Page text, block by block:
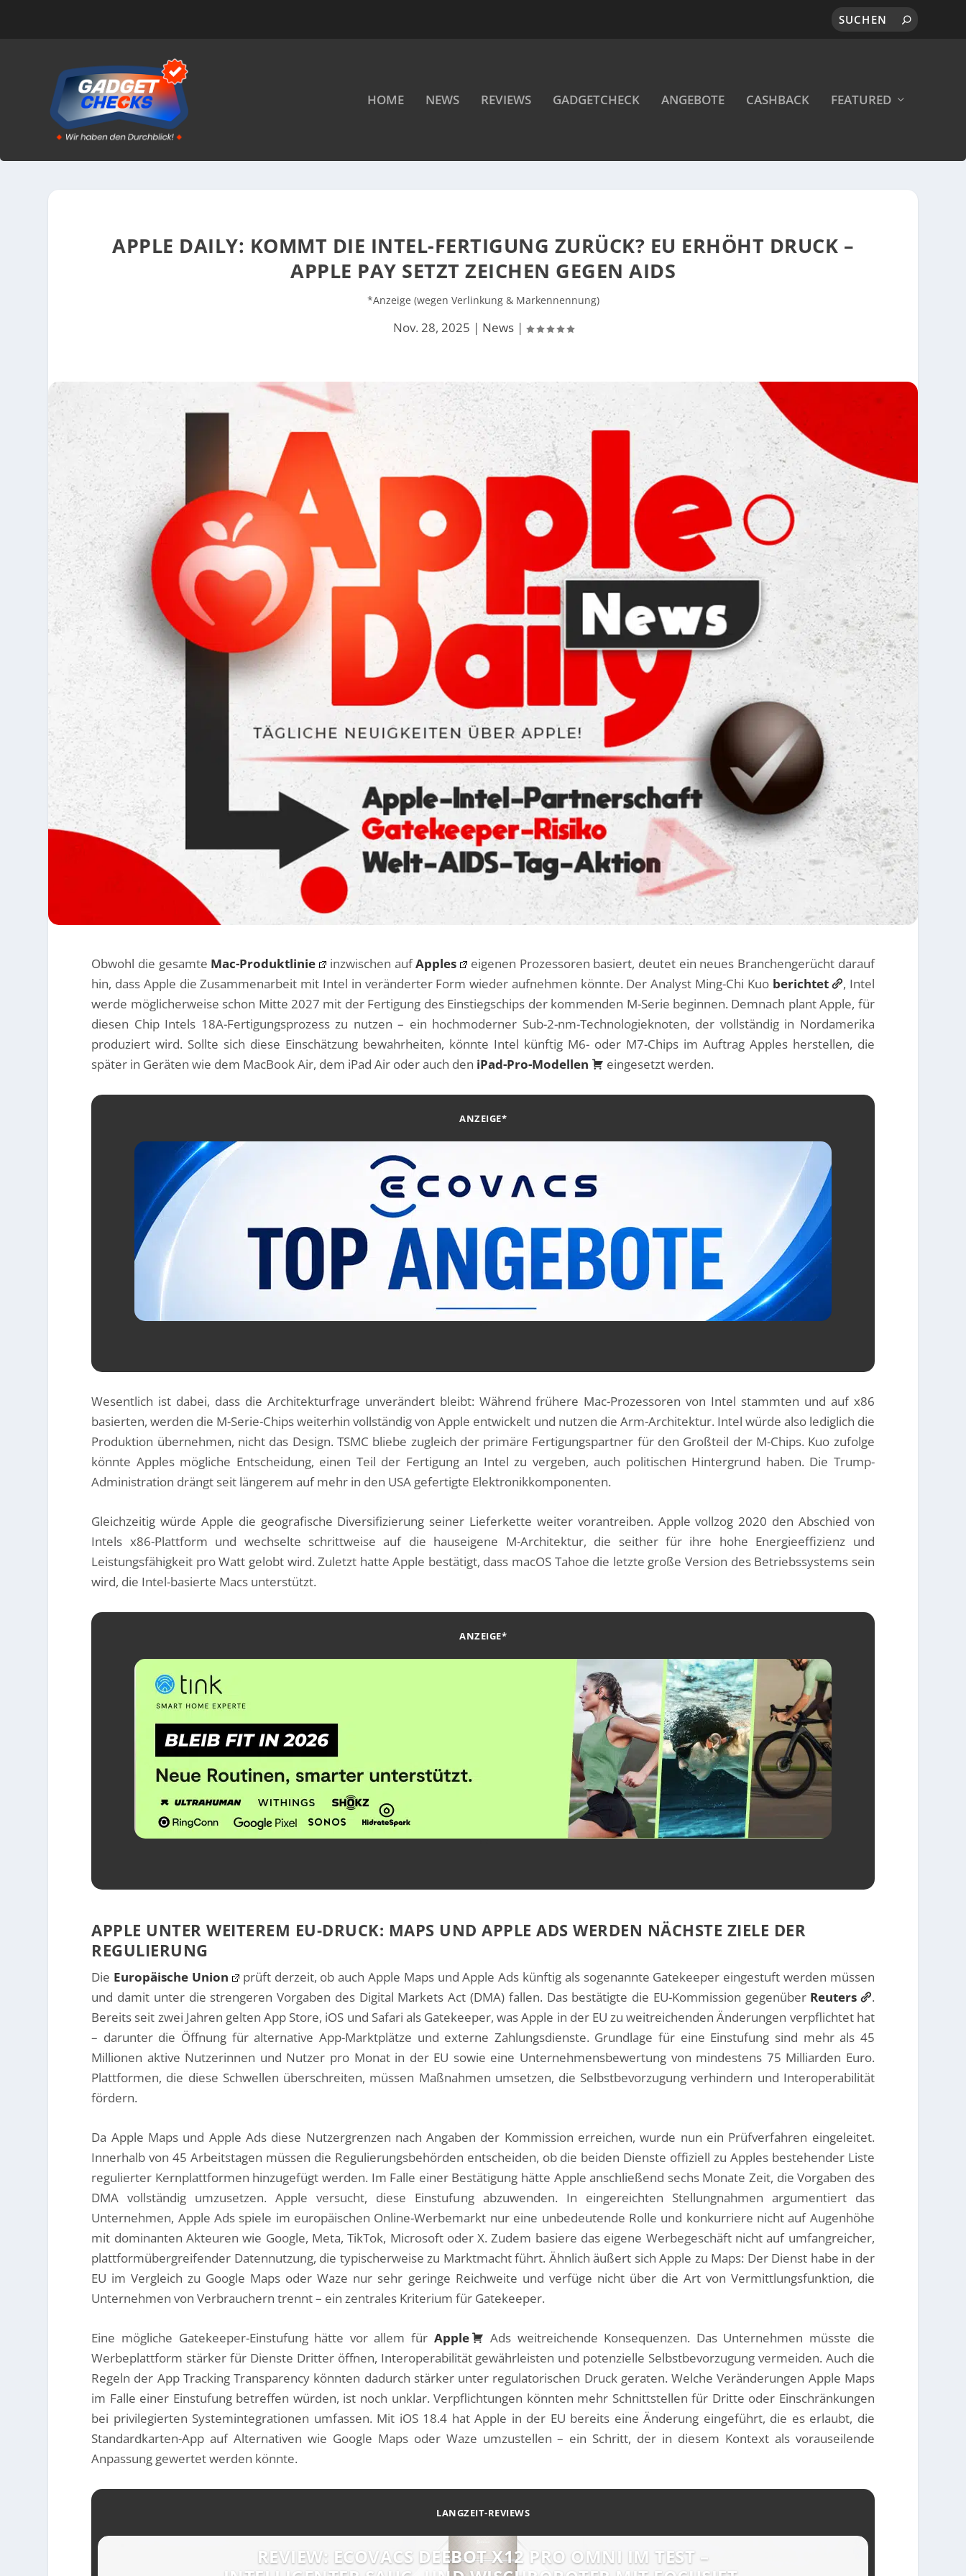
HOME NEWS REVIEWS GADGETCHECK ANGEBOTE CASHBACK FEATURED
APPLE DAILY: KOMMT DIE INTEL-FERTIGUNG ZURÜCK? EU ERHÖHT DRUCK –
APPLE PAY SETZT ZEICHEN GEGEN AIDS
*Anzeige (wegen Verlinkung & Markennennung)
Nov. 28, 2025 | News|
Obwohl die gesamte Mac-Produktlinie inzwischen aufApples
eigenen Prozessoren basiert, deutet ein neues Branchen­gerücht darauf
hin, dass Apple die Zusammenarbeit mit Intel in veränderter Form wieder aufnehmen könnte. Der Analyst Ming-Chi Kuo berichtet
, Intel
werde möglicherweise schon Mitte 2027 mit der Fertigung des Einstiegschips der kommenden M-Serie beginnen. Demnach plant Apple, für
diesen Chip Intels 18A-Fertigungsprozess zu nutzen – ein hochmoderner Sub-2-nm-Technologieknoten, der vollständig in Nordamerika
produziert wird. Sollte sich diese Einschätzung bewahrheiten, könnte Intel künftig M6- oder M7-Chips im Auftrag Apples herstellen, die
später in Geräten wie dem MacBook Air, dem iPad Air oder auch den iPad-Pro-Modellen eingesetzt werden.
ANZEIGE*
Wesentlich ist dabei, dass die Architekturfrage unverändert bleibt: Während frühere Mac-Prozessoren von Intel stammten und auf x86
basierten, werden die M-Serie-Chips weiterhin vollständig von Apple entwickelt und nutzen die Arm-Architektur. Intel würde also lediglich die
Produktion übernehmen, nicht das Design. TSMC bliebe zugleich der primäre Fertigungspartner für den Großteil der M-Chips. Kuo zufolge
könnte Apples mögliche Entscheidung, einen Teil der Fertigung an Intel zu vergeben, auch politischen Hintergrund haben. Die Trump-
Administration drängt seit längerem auf mehr in den USA gefertigte Elektronikkomponenten.
Gleichzeitig würde Apple die geografische Diversifizierung seiner Lieferkette weiter vorantreiben. Apple vollzog 2020 den Abschied von
Intels x86-Plattform und wechselte schrittweise auf die hauseigene M-Architektur, die seither für ihre hohe Energieeffizienz und
Leistungsfähigkeit pro Watt gelobt wird. Zuletzt hatte Apple bestätigt, dass macOS Tahoe die letzte große Version des Betriebssystems sein
wird, die Intel-basierte Macs unterstützt.
ANZEIGE*
APPLE UNTER WEITEREM EU-DRUCK: MAPS UND APPLE ADS WERDEN NÄCHSTE ZIELE DER
REGULIERUNG
Die Europäische Union
prüft derzeit, ob auch Apple Maps und Apple Ads künftig als sogenannte Gatekeeper eingestuft werden müssen
und damit unter die strengeren Vorgaben des Digital Markets Act (DMA) fallen. Das bestätigte die EU-Kommission gegenüber Reuters
.
Bereits seit zwei Jahren gelten App Store, iOS und Safari als Gatekeeper, was Apple in der EU zu weitreichenden Änderungen verpflichtet hat
– darunter die Öffnung für alternative App-Marktplätze und externe Zahlungsdienste. Grundlage für eine Einstufung sind mehr als 45
Millionen aktive Nutzerinnen und Nutzer pro Monat in der EU sowie eine Unternehmensbewertung von mindestens 75 Milliarden Euro.
Plattformen, die diese Schwellen überschreiten, müssen Maßnahmen umsetzen, die Selbstbevorzugung verhindern und Interoperabilität
fördern.
Da Apple Maps und Apple Ads diese Nutzergrenzen nach Angaben der Kommission erreichen, wurde nun ein Prüfverfahren eingeleitet.
Innerhalb von 45 Arbeitstagen müssen die Regulierungsbehörden entscheiden, ob die beiden Dienste offiziell zu Apples bestehender Liste
regulierter Kernplattformen hinzugefügt werden. Im Falle einer Bestätigung hätte Apple anschließend sechs Monate Zeit, die Vorgaben des
DMA vollständig umzusetzen. Apple versucht, diese Einstufung abzuwenden. In eingereichten Stellungnahmen argumentiert das
Unternehmen, Apple Ads spiele im europäischen Online-Werbemarkt nur eine unbedeutende Rolle und konkurriere nicht auf Augenhöhe
mit dominanten Akteuren wie Google, Meta, TikTok, Microsoft oder X. Zudem basiere das eigene Werbegeschäft nicht auf umfangreicher,
plattformübergreifender Datennutzung, die typischerweise zu Marktmacht führt. Ähnlich äußert sich Apple zu Maps: Der Dienst habe in der
EU im Vergleich zu Google Maps oder Waze nur sehr geringe Reichweite und verfüge nicht über die Art von Vermittlungsfunktion, die
Unternehmen von Verbrauchern trennt – ein zentrales Kriterium für Gatekeeper.
Eine mögliche Gatekeeper-Einstufung hätte vor allem für Apple
Ads weitreichende Konsequenzen. Das Unternehmen müsste die
Werbeplattform stärker für Dienste Dritter öffnen, Interoperabilität gewährleisten und potenzielle Selbstbevorzugung vermeiden. Auch die
Regeln der App Tracking Transparency könnten dadurch stärker unter regulatorischen Druck geraten. Welche Veränderungen Apple Maps
im Falle einer Einstufung betreffen würden, ist noch unklar. Verpflichtungen könnten mehr Schnittstellen für Dritte oder Einschränkungen
bei privilegierten Systemintegrationen umfassen. Mit iOS 18.4 hat Apple in der EU bereits eine Änderung eingeführt, die es erlaubt, die
Standardkarten-App auf Alternativen wie Google Maps oder Waze umzustellen – ein Schritt, der in diesem Kontext als vorauseilende
Anpassung gewertet werden könnte.
LANGZEIT-REVIEWS
REVIEW: ECOVACS DEEBOT X12 PRO OMNI IM TEST –